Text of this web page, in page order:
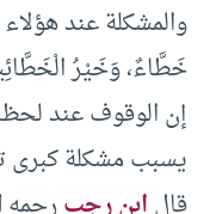
والمشكلة عند
خَطَّاءٌ، وَخَيْرُ
إن الوقوف عند
يسبب مشكلة كبرى